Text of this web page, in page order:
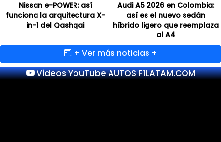
Nissan e-POWER: así
funciona la arquitectura X-
in-1 del Qashqai
Audi A5 2026 en Colombia:
así es el nuevo sedán
híbrido ligero que reemplaza
al A4
+ Ver más noticias +
Videos YouTube AUTOS F1LATAM.COM